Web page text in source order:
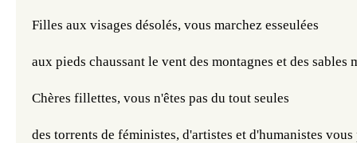
Filles aux visages désolés, vous marchez esseulées
aux pieds chaussant le vent des montagnes et des sables
Chères fillettes, vous n'êtes pas du tout seules
des torrents de féministes, d'artistes et d'humanistes